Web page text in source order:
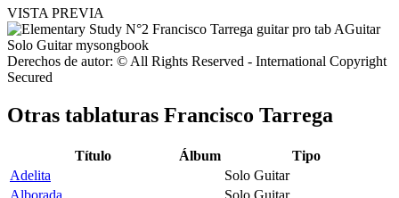
VISTA PREVIA
Derechos de autor: © All Rights Reserved - International Copyright
Secured
Otras tablaturas Francisco Tarrega
Título Álbum
Tipo
Adelita
Solo Guitar
Alborada
Solo Guitar